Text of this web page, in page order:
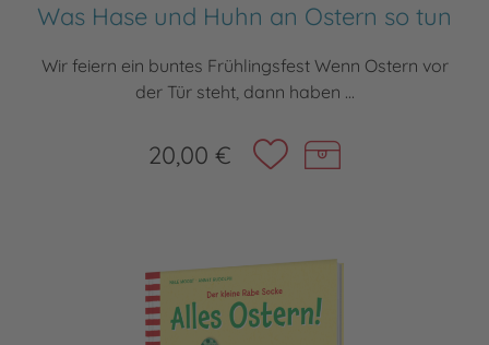
Was Hase und Huhn an Ostern so tun
Wir feiern ein buntes Frühlingsfest Wenn Ostern vor
der Tür steht, dann haben ...
20,00 €